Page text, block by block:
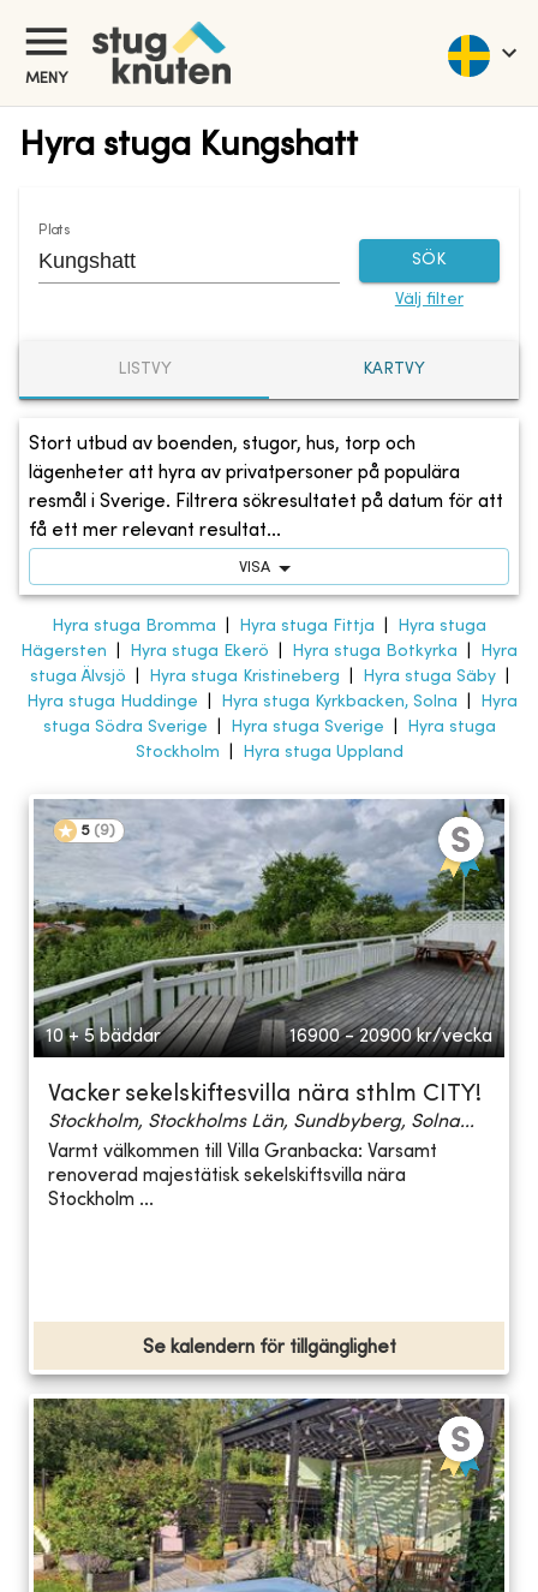
MENY
Hyra stuga Kungshatt
Plats
SÖK
Välj filter
LISTVY KARTVY
Stort utbud av boenden, stugor, hus, torp och
lägenheter att hyra av privatpersoner på populära
resmål i Sverige. Filtrera sökresultatet på datum för att
få ett mer relevant resultat...
VISA
Hyra stuga Bromma Hyra stuga Fittja
Hyra stuga
Hägersten
Hyra stuga Ekerö Hyra stuga Botkyrka
Hyra
stuga Älvsjö
Hyra stuga Kristineberg Hyra stuga Säby|
Hyra stuga Huddinge
Hyra stuga Kyrkbacken, Solna
Hyra
stuga Södra Sverige
Hyra stuga Sverige
Hyra stuga
Stockholm
Hyra stuga Uppland
5 (9)
10 + 5 bäddar 16900 - 20900 kr/vecka
Vacker sekelskiftesvilla nära sthlm CITY!
Stockholm, Stockholms Län, Sundbyberg, Solna...
Varmt välkommen till Villa Granbacka: Varsamt
renoverad majestätisk sekelskiftsvilla nära
Stockholm ...
Se kalendern för tillgänglighet